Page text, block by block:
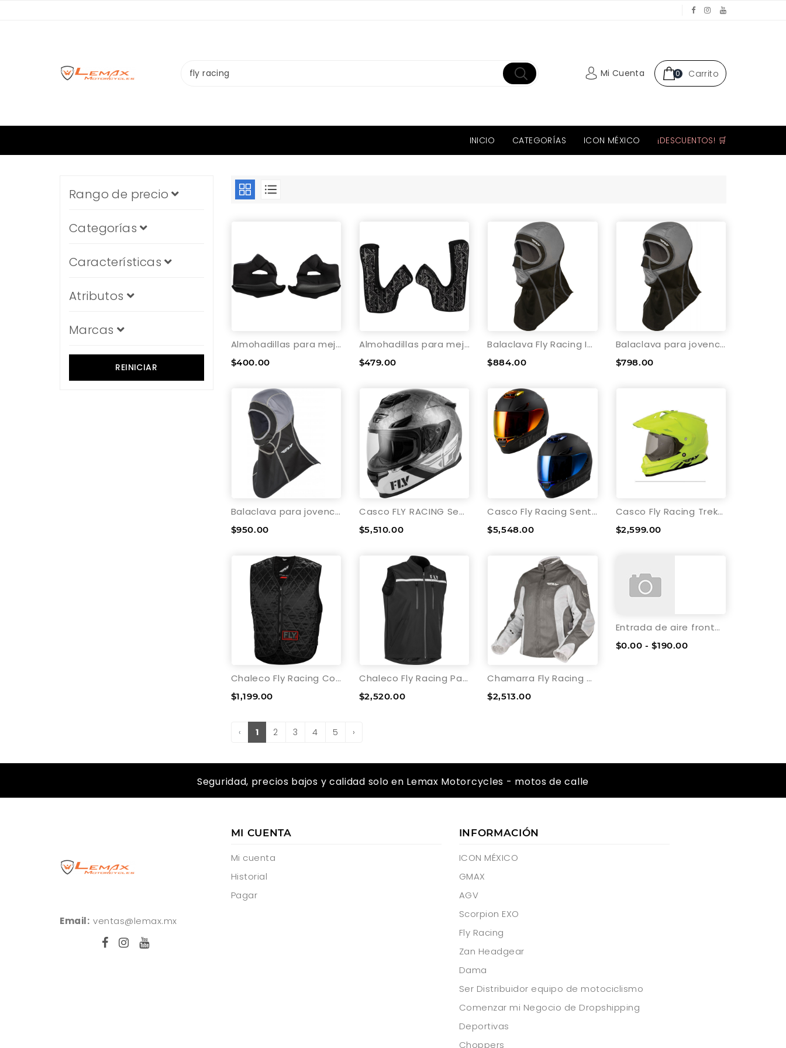
Mi Cuenta 0 Carrito
INICIO CATEGORÍAS ICON MÉXICO ¡DESCUENTOS! 🛒
Rango de precio
Categorías
Características
Atributos
Marcas
REINICIAR
Almohadillas para mejillas Fly Racing para casco Revolt
$400.00
Almohadillas para mejillas Fly Racing para casco Trekker
$479.00
Balaclava Fly Racing Ignitor
$884.00
Balaclava para jovencito Fly Racing Ignitor - Gris/Negro
$798.00
Balaclava para jovencito Fly Racing Ignitor Air - Negro
$950.00
Casco FLY RACING Sentinel Mech (2026)
$5,510.00
Casco Fly Racing Sentinel Recon ECE 22.06
$5,548.00
Casco Fly Racing Trekker - T: Mediano
$2,599.00
Chaleco Fly Racing Cooling
$1,199.00
Chaleco Fly Racing Patrol
$2,520.00
Chamarra Fly Racing Coolpro II para Dama-Gris-Mediano
$2,513.00
Entrada de aire frontal para casco Fly Racing Revolt
$0.00 - $190.00
‹ 1 2 3 4 5 ›
Seguridad, precios bajos y calidad solo en Lemax Motorcycles - motos de calle
Email: ventas@lemax.mx
MI CUENTA
Mi cuenta
Historial
Pagar
INFORMACIÓN
ICON MÉXICO
GMAX
AGV
Scorpion EXO
Fly Racing
Zan Headgear
Dama
Ser Distribuidor equipo de motociclismo
Comenzar mi Negocio de Dropshipping
Deportivas
Choppers